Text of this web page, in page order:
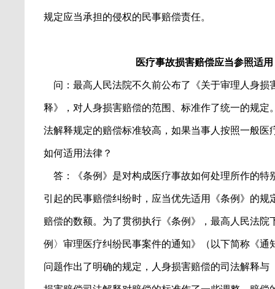
规定应当承担的侵权的民事赔偿责任。
医疗事故损害赔偿应当参照适
问：最高人民法院不久前公布了《关于审理人身损
释》，对人身损害赔偿的范围、标准作了统一的规定
法解释规定的赔偿标准较高，如果当事人按照一般医
如何适用法律？
答：《条例》是对构成医疗事故如何处理所作的特
引起的民事赔偿纠纷时，应当优先适用《条例》的
赔偿的数额。为了贯彻执行《条例》，最高人民法
例〉审理医疗纠纷民事案件的通知》（以下简称《通
问题作出了明确的规定，人身损害赔偿的司法解释